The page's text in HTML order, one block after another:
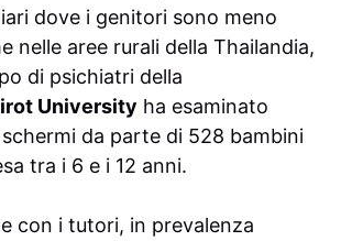
dove i genitori sono meno
nelle aree rurali della Thailandia,
di psichiatri della
University ha esaminato
schermi da parte di 528 bambini
tra i 6 e i 12 anni.
con i tutori, in prevalenza